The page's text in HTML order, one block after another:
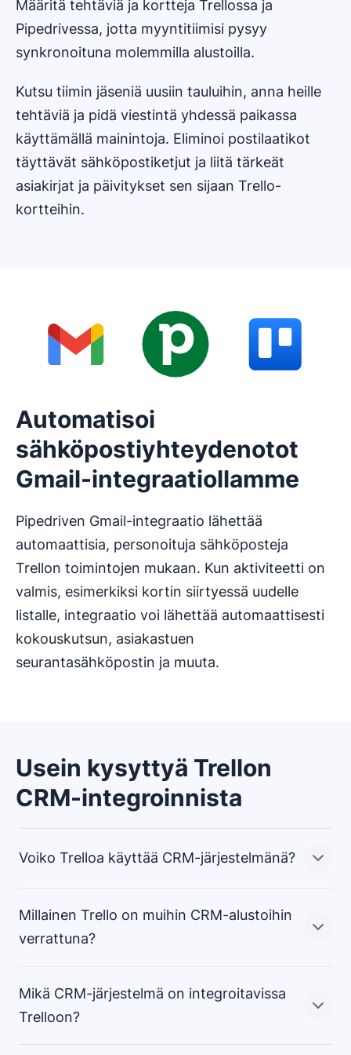
Määritä tehtäviä ja kortteja Trellossa ja
Pipedrivessa, jotta myyntitiimisi pysyy
synkronoituna molemmilla alustoilla.
Kutsu tiimin jäseniä uusiin tauluihin, anna heille
tehtäviä ja pidä viestintä yhdessä paikassa
käyttämällä mainintoja. Eliminoi postilaatikot
täyttävät sähköpostiketjut ja liitä tärkeät
asiakirjat ja päivitykset sen sijaan Trello-
kortteihin.
Automatisoi
sähköpostiyhteydenotot
Gmail-integraatiollamme
Pipedriven Gmail-integraatio lähettää
automaattisia, personoituja sähköposteja
Trellon toimintojen mukaan. Kun aktiviteetti on
valmis, esimerkiksi kortin siirtyessä uudelle
listalle, integraatio voi lähettää automaattisesti
kokouskutsun, asiakastuen
seurantasähköpostin ja muuta.
Usein kysyttyä Trellon
CRM-integroinnista
Voiko Trelloa käyttää CRM-järjestelmänä?
Trello on suunniteltu yhteistyö- ja
kaupanteon tehostamiseksi.
samaan tapaan kuin laskentataulukkoa, mutta siitä
Millainen Trello on muihin CRM-alustoihin
verrattuna?
Trello on upea työkalu, mutta sitä ei ole suunniteltu
Mikä CRM-järjestelmä on integroitavissa
Trelloon?